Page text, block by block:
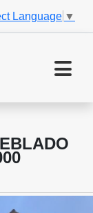
Language ▼